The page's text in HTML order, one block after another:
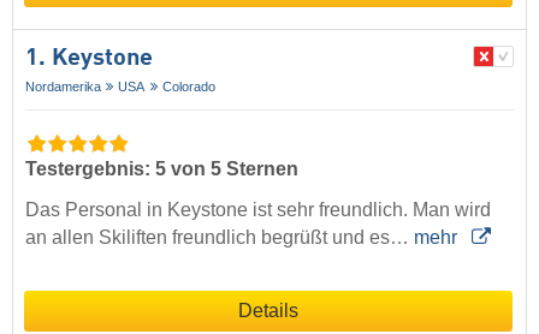
1. Keystone
Nordamerika USA Colorado
Testergebnis: 5 von 5 Sternen
Das Personal in Keystone ist sehr freundlich. Man wird
an allen Skiliften freundlich begrüßt und es… mehr
Details